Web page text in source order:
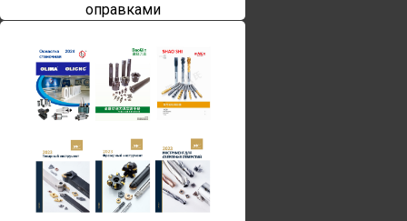
оправками